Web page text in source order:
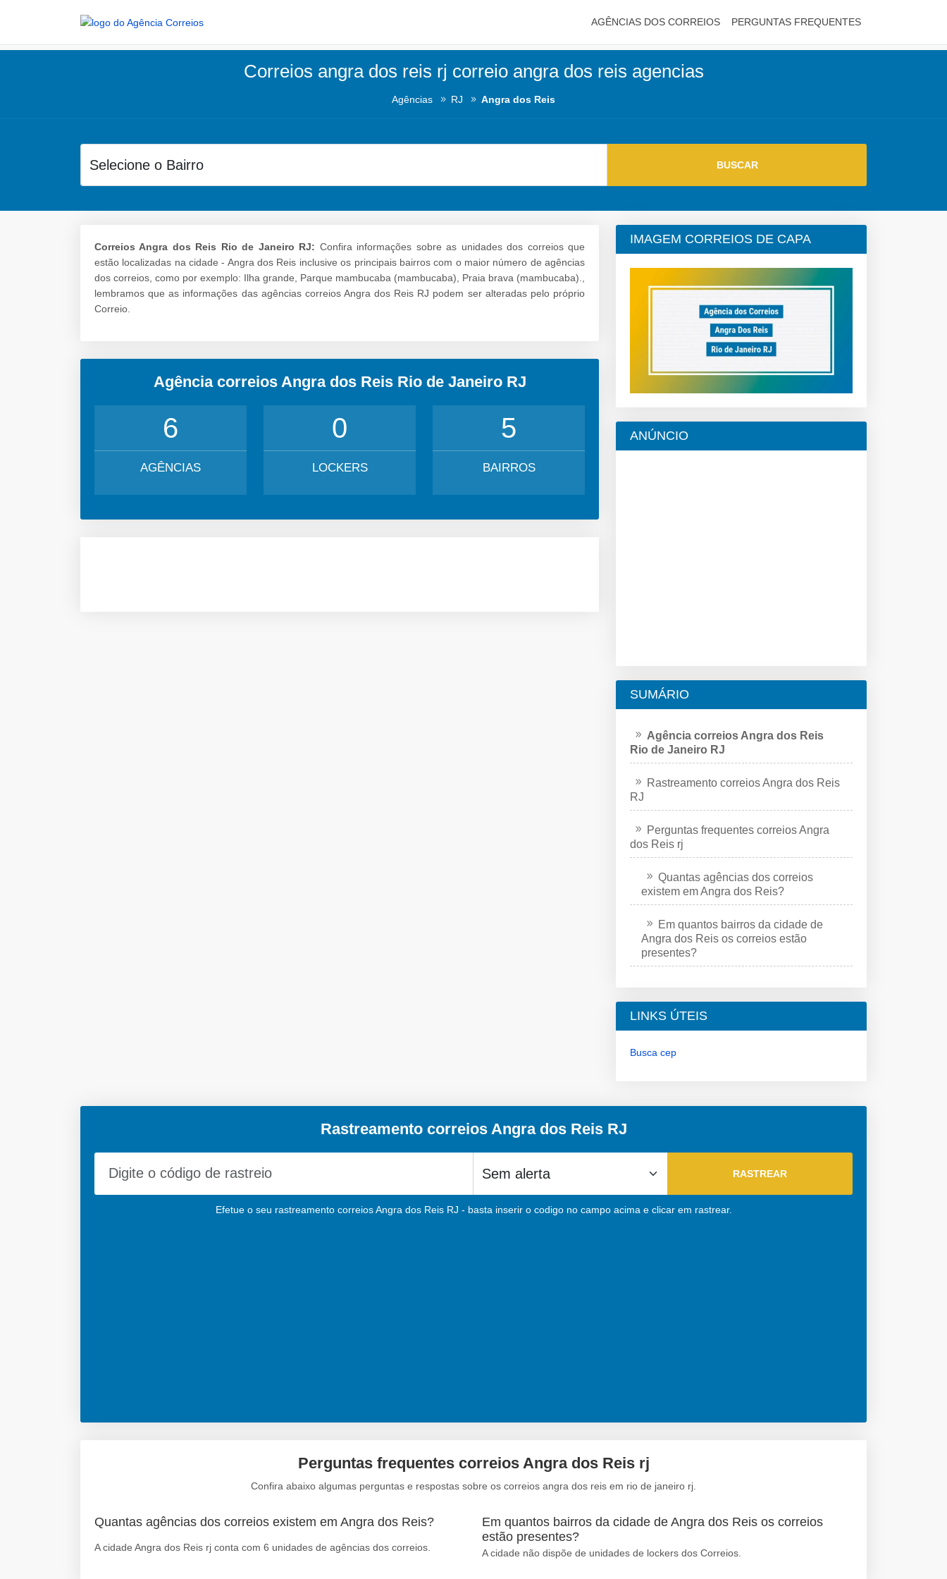
AGÊNCIAS DOS CORREIOS PERGUNTAS FREQUENTES
Correios angra dos reis rj correio angra dos reis agencias
Agências RJ Angra dos Reis
Correios Angra dos Reis Rio de Janeiro RJ: Confira informações sobre as unidades dos correios que
estão localizadas na cidade - Angra dos Reis inclusive os principais bairros com o maior número de agências
dos correios, como por exemplo: Ilha grande, Parque mambucaba (mambucaba), Praia brava (mambucaba).,
lembramos que as informações das agências correios Angra dos Reis RJ podem ser alteradas pelo próprio
Correio.
Agência correios Angra dos Reis Rio de Janeiro RJ
6
AGÊNCIAS
0
LOCKERS
5
BAIRROS
IMAGEM CORREIOS DE CAPA
ANÚNCIO
SUMÁRIO
Agência correios Angra dos Reis
Rio de Janeiro RJ
Rastreamento correios Angra dos Reis
RJ
Perguntas frequentes correios Angra
dos Reis rj
Quantas agências dos correios
existem em Angra dos Reis?
Em quantos bairros da cidade de
Angra dos Reis os correios estão
presentes?
LINKS ÚTEIS
Busca cep
Rastreamento correios Angra dos Reis RJ
Efetue o seu rastreamento correios Angra dos Reis RJ - basta inserir o codigo no campo acima e clicar em rastrear.
Perguntas frequentes correios Angra dos Reis rj
Confira abaixo algumas perguntas e respostas sobre os correios angra dos reis em rio de janeiro rj.
Quantas agências dos correios existem em Angra dos Reis?
A cidade Angra dos Reis rj conta com 6 unidades de agências dos correios.
Em quantos bairros da cidade de Angra dos Reis os correios
estão presentes?
A cidade não dispõe de unidades de lockers dos Correios.